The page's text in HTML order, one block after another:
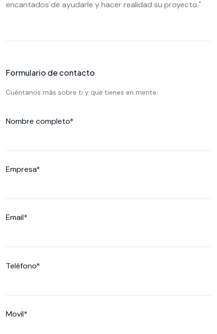
encantados de ayudarle y hacer realidad su proyecto."
Formulario de contacto
Cuéntanos más sobre ti y qué tienes en mente.
Nombre completo*
Empresa*
Email*
Teléfono*
Movil*